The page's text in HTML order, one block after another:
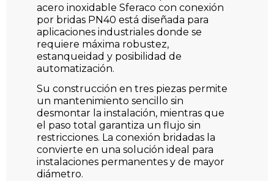
acero inoxidable Sferaco con conexión
por bridas PN40 está diseñada para
aplicaciones industriales donde se
requiere máxima robustez,
estanqueidad y posibilidad de
automatización.
Su construcción en tres piezas permite
un mantenimiento sencillo sin
desmontar la instalación, mientras que
el paso total garantiza un flujo sin
restricciones. La conexión bridadas la
convierte en una solución ideal para
instalaciones permanentes y de mayor
diámetro.